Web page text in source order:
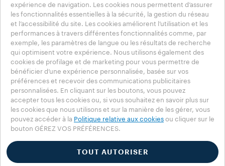
WORK SOLUTIONS
Produits
Histoires
AIDE
FAQ
Contactez-nous
Informations légales
Conditions d’utilisation
Choisissez votre pays
FRANCE
FRANCE
AUTRES PAYS
Vie privée
Politique en matière de cookies
expérience de navigation. Les cookies nous permettent d’assurer
les fonctionnalités essentielles à la sécurité, la gestion du réseau
et l’accessibilité du site. Les cookies améliorent l’utilisation et les
performances à travers différentes fonctionnalités comme, par
exemple, les paramètres de langue ou les résultats de recherche
qui optimisent votre expérience. Nous utilisons également des
cookies de profilage et de marketing pour vous permettre de
bénéficier d’une expérience personnalisée, basée sur vos
préférences et recevoir des communications publicitaires
personnalisées. En cliquant sur les boutons, vous pouvez
accepter tous les cookies ou, si vous souhaitez en savoir plus sur
les cookies que nous utilisons et sur la manière de les gérer, vous
pouvez accéder à la Politique relative aux cookies ou cliquer sur le
bouton GÉREZ VOS PRÉFÉRENCES.
TOUT AUTORISER